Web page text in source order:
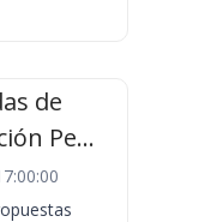
de
Pe...